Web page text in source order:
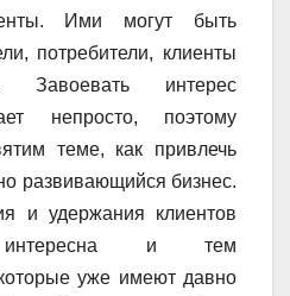
Ими могут быть
потребители, клиенты
интерес
непросто, поэтому
теме, как привлечь
развивающийся бизнес.
и удержания клиентов
и тем
уже имеют давно